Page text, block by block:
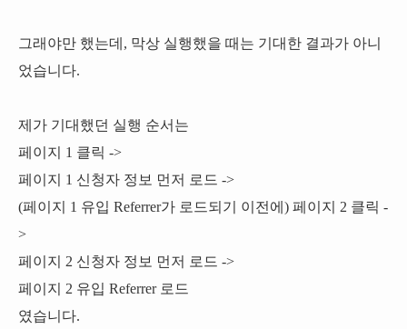
그래야만 했는데, 막상 실행했을 때는 기대한 결과가 아니
었습니다.
제가 기대했던 실행 순서는
페이지 1 클릭 ->
페이지 1 신청자 정보 먼저 로드 ->
(페이지 1 유입 Referrer가 로드되기 이전에) 페이지 2 클릭 -
>
페이지 2 신청자 정보 먼저 로드 ->
페이지 2 유입 Referrer 로드
였습니다.